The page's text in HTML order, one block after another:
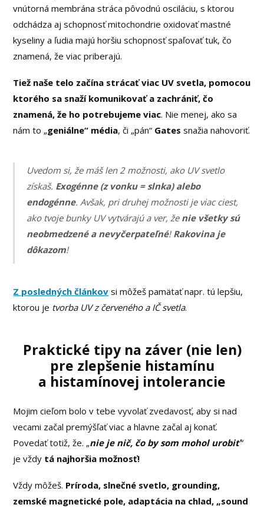
vnútorná membrána stráca pôvodnú osciláciu, s ktorou
odchádza aj schopnosť mitochondrie oxidovať mastné
kyseliny a ľudia majú horšiu schopnosť spaľovať tuk, čo
znamená, že viac priberajú.
Tiež naše telo začína strácať viac UV svetla, pomocou
ktorého sa snaží komunikovať a zachrániť, čo
znamená, že ho potrebujeme viac. Nie menej, ako sa
nám to „geniálne“ média, či „pán“ Gates snažia nahovoriť.
Uvedom si, že máš len 2 možnosti, ako UV svetlo
získaš. Exogénne (z vonku = slnka) alebo
endogénne. Avšak, pri druhej možnosti je viac ciest,
ako tvoje bunky UV vytvárajú a ver, že nie všetky sú
neobmedzené a nevyčerpateľné!Rakovina je
dôkazom!
Z posledných článkov si môžeš pamätať napr. tú lepšiu,
ktorou je tvorba UV z červeného a IČ svetla.
Praktické tipy na záver(nie len)
pre zlepšenie histamínu
a histamínovej intolerancie
Mojim cieľom bolo v tebe vyvolať zvedavosť, aby si nad
vecami začal premýšľať viac a hlavne začal aj konať.
Povedať totiž, že. „nie je nič, čo by som mohol urobiť“
je vždy tá najhoršia možnosť!
Vždy môžeš. Príroda, slnečné svetlo, grounding,
zemské magnetické pole, adaptácia na chlad, „sound